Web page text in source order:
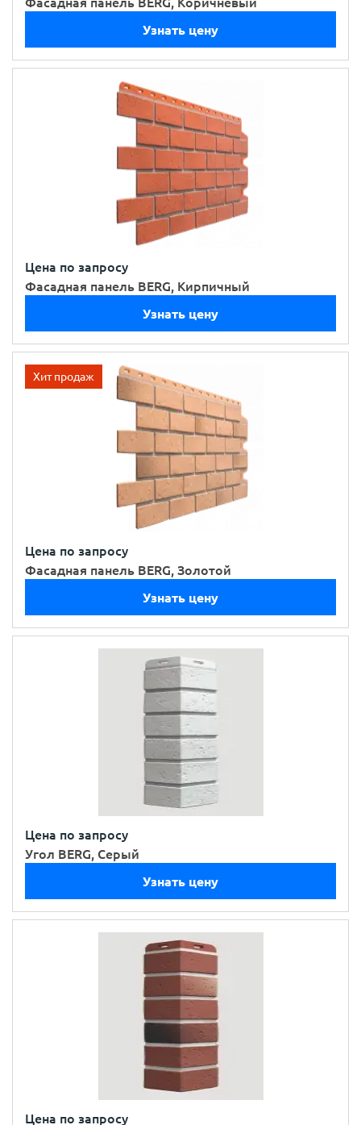
Узнать цену
Цена по запросу
Фасадная панель BERG, Кирпичный
Узнать цену
Хит продаж
Цена по запросу
Фасадная панель BERG, Золотой
Узнать цену
Цена по запросу
Угол BERG, Серый
Узнать цену
Цена по запросу